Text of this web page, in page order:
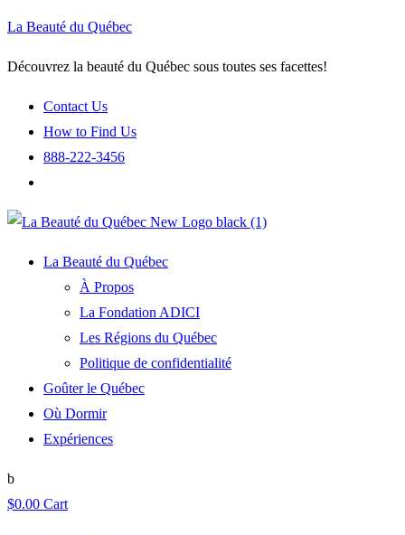
La Beauté du Québec
Découvrez la beauté du Québec sous toutes ses facettes!
Contact Us
How to Find Us
888-222-3456
La Beauté du Québec
À Propos
La Fondation ADICI
Les Régions du Québec
Politique de confidentialité
Goûter le Québec
Où Dormir
Expériences
$0.00 Cart